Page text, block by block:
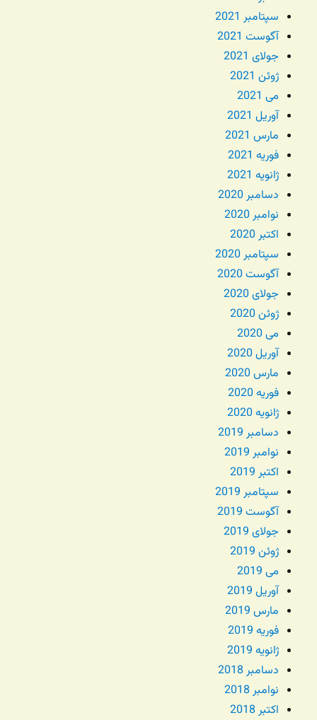
سپتامبر 2021
آگوست 2021
جولای 2021
ژوئن 2021
می 2021
آوریل 2021
مارس 2021
فوریه 2021
ژانویه 2021
دسامبر 2020
نوامبر 2020
اکتبر 2020
سپتامبر 2020
آگوست 2020
جولای 2020
ژوئن 2020
می 2020
آوریل 2020
مارس 2020
فوریه 2020
ژانویه 2020
دسامبر 2019
نوامبر 2019
اکتبر 2019
سپتامبر 2019
آگوست 2019
جولای 2019
ژوئن 2019
می 2019
آوریل 2019
مارس 2019
فوریه 2019
ژانویه 2019
دسامبر 2018
نوامبر 2018
اکتبر 2018